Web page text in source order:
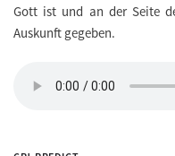
Gott ist und an der Seite
Auskunft gegeben.